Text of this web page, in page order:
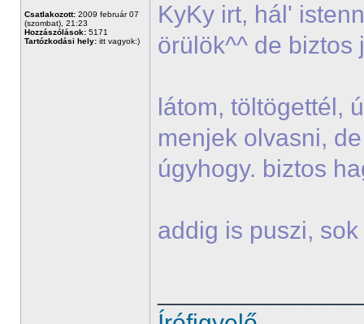
Csatlakozott: 2009 február 07
(szombat), 21:23
Hozzászólások: 5171
Tartózkodási hely: itt vagyok:)
KyKy irt, hál'
örülök^^ de
látom, töltögettél,
menjek olvasni,
úgyhogy. biztos
addig is puszi,